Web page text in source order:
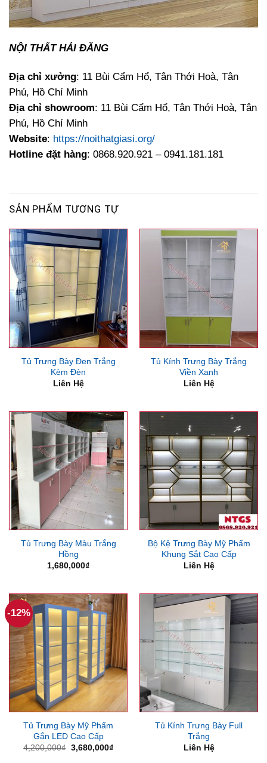
NỘI THẤT HẢI ĐĂNG
Địa chỉ xưởng: 11 Bùi Cẩm Hổ, Tân Thới Hoà, Tân
Phú, Hồ Chí Minh
Địa chỉ showroom: 11 Bùi Cẩm Hổ, Tân Thới Hoà, Tân
Phú, Hồ Chí Minh
Website: https://noithatgiasi.org/
Hotline đặt hàng: 0868.920.921 – 0941.181.181
SẢN PHẨM TƯƠNG TỰ
Tủ Trưng Bày Đen Trắng
Kèm Đèn
Liên Hệ
Tủ Kính Trưng Bày Trắng
Viền Xanh
Liên Hệ
Tủ Trưng Bày Màu Trắng
Hồng
1,680,000₫
Bộ Kệ Trưng Bày Mỹ Phẩm
Khung Sắt Cao Cấp
Liên Hệ
-12%
Tủ Trưng Bày Mỹ Phẩm
Gắn LED Cao Cấp
4,200,000₫ Giá
3,680,000₫Giá
Tủ Kính Trưng Bày Full
Trắng
Liên Hệ